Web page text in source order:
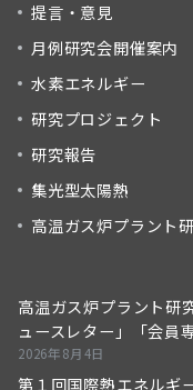
提言・意見
月例研究会開催案内
水素エネルギー
研究プロジェクト
研究報告
集光型太陽熱
高温ガス炉プラント
高温ガス炉プラント研
ュースレター」「会員
2026年8月4日
第１回国際熱エネルギ